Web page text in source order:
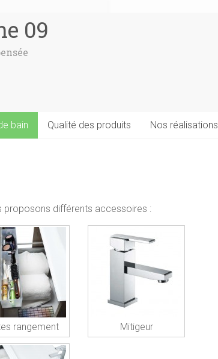
09
bain Qualité des produits Nos réalisations
proposons différents accessoires :
rangement Mitigeur